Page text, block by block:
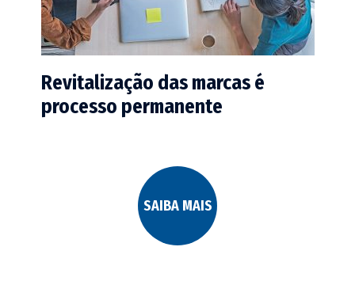
Revitalização das marcas é
processo permanente
SAIBA MAIS